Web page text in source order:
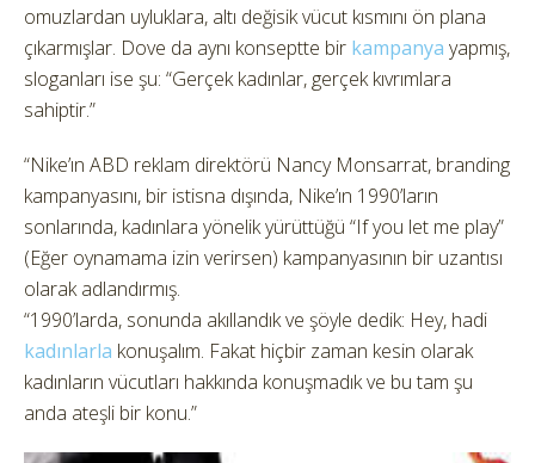
omuzlardan uyluklara, altı değisik vücut kısmını ön plana
çıkarmışlar. Dove da aynı konseptte bir kampanya yapmış,
sloganları ise şu: “Gerçek kadınlar, gerçek kıvrımlara
sahiptir.”
“Nike’ın ABD reklam direktörü Nancy Monsarrat, branding
kampanyasını, bir istisna dışında, Nike’ın 1990’ların
sonlarında, kadınlara yönelik yürüttüğü “If you let me play”
(Eğer oynamama izin verirsen) kampanyasının bir uzantısı
olarak adlandırmış.
“1990’larda, sonunda akıllandık ve şöyle dedik: Hey, hadi
kadınlarla konuşalım. Fakat hiçbir zaman kesin olarak
kadınların vücutları hakkında konuşmadık ve bu tam şu
anda ateşli bir konu.”